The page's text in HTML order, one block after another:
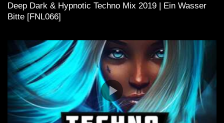
Deep Dark & Hypnotic Techno Mix 2019 | Ein Wasser
Bitte [FNL066]